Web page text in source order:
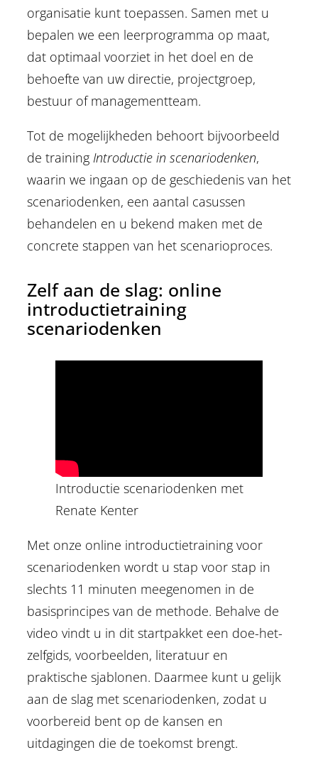
organisatie kunt toepassen. Samen met u
bepalen we een leerprogramma op maat,
dat optimaal voorziet in het doel en de
behoefte van uw directie, projectgroep,
bestuur of managementteam.
Tot de mogelijkheden behoort bijvoorbeeld
de training Introductie in scenariodenken,
waarin we ingaan op de geschiedenis van het
scenariodenken, een aantal casussen
behandelen en u bekend maken met de
concrete stappen van het scenarioproces.
Zelf aan de slag: online
introductietraining
scenariodenken
Introductie scenariodenken met
Renate Kenter
Met onze online introductietraining voor
scenariodenken wordt u stap voor stap in
slechts 11 minuten meegenomen in de
basisprincipes van de methode. Behalve de
video vindt u in dit startpakket een doe-het-
zelfgids, voorbeelden, literatuur en
praktische sjablonen. Daarmee kunt u gelijk
aan de slag met scenariodenken, zodat u
voorbereid bent op de kansen en
uitdagingen die de toekomst brengt.